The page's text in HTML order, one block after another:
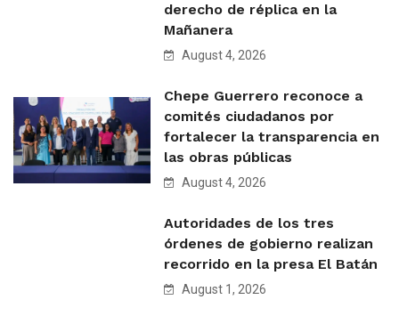
derecho de réplica en la
Mañanera
August 4, 2026
Chepe Guerrero reconoce a
comités ciudadanos por
fortalecer la transparencia en
las obras públicas
August 4, 2026
Autoridades de los tres
órdenes de gobierno realizan
recorrido en la presa El Batán
August 1, 2026